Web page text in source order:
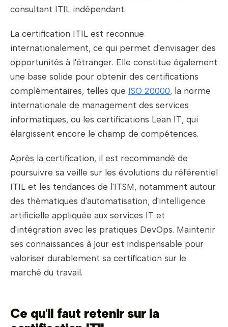
consultant ITIL indépendant.
La certification ITIL est reconnue
internationalement, ce qui permet d'envisager des
opportunités à l'étranger. Elle constitue également
une base solide pour obtenir des certifications
complémentaires, telles que ISO 20000, la norme
internationale de management des services
informatiques, ou les certifications Lean IT, qui
élargissent encore le champ de compétences.
Après la certification, il est recommandé de
poursuivre sa veille sur les évolutions du référentiel
ITIL et les tendances de l'ITSM, notamment autour
des thématiques d'automatisation, d'intelligence
artificielle appliquée aux services IT et
d'intégration avec les pratiques DevOps. Maintenir
ses connaissances à jour est indispensable pour
valoriser durablement sa certification sur le
marché du travail.
Ce qu'il faut retenir sur la